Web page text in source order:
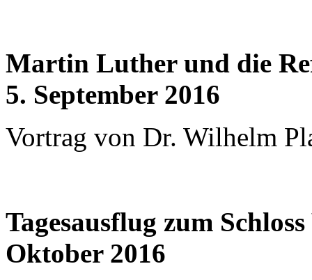
Martin Luther und die
5. September 2016
Vortrag von Dr. Wilhelm
Tagesausflug zum
Oktober 2016